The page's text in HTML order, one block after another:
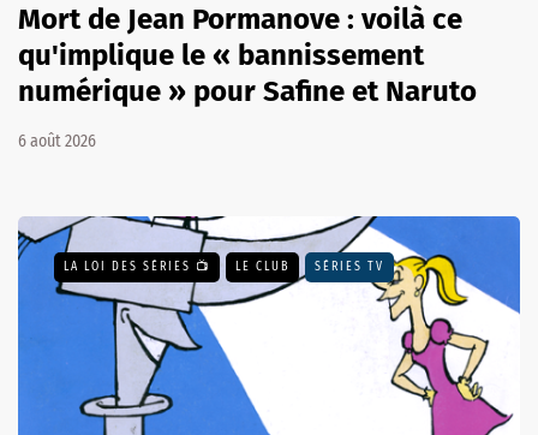
Mort de Jean Pormanove : voilà ce
qu'implique le « bannissement
numérique » pour Safine et Naruto
6 août 2026
LA LOI DES SÉRIES 📺 LE CLUB SÉRIES TV